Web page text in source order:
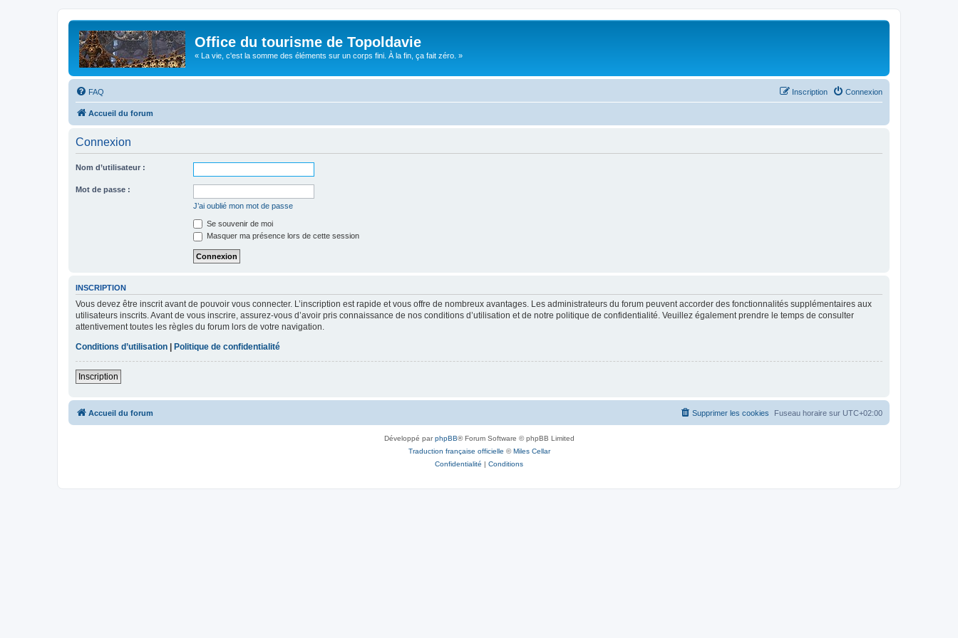
Office du tourisme de Topoldavie
« La vie, c'est la somme des éléments sur un corps fini. À la fin, ça fait zéro. »
FAQ Connexion
Inscription
Accueil du forum
Connexion
Nom d’utilisateur :
Mot de passe :
J’ai oublié mon mot de passe
Se souvenir de moi
Masquer ma présence lors de cette session
INSCRIPTION
Vous devez être inscrit avant de pouvoir vous connecter. L’inscription est rapide et vous offre de nombreux avantages. Les administrateurs du forum peuvent accorder des fonctionnalités supplémentaires aux
utilisateurs inscrits. Avant de vous inscrire, assurez-vous d’avoir pris connaissance de nos conditions d’utilisation et de notre politique de confidentialité. Veuillez également prendre le temps de consulter
attentivement toutes les règles du forum lors de votre navigation.
Conditions d’utilisation
Politique de confidentialité
Inscription
Accueil du forum Fuseau horaire sur UTC+02:00
Supprimer les cookies
Développé parphpBB® Forum Software © phpBB Limited
Traduction française officielle ©Miles Cellar
Confidentialité | Conditions